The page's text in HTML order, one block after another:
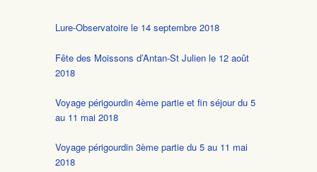
Lure-Observatoire le 14 septembre 2018
Fête des Moissons d’Antan-St Julien le 12 août
2018
Voyage périgourdin 4ème partie et fin séjour du 5
au 11 mai 2018
Voyage périgourdin 3ème partie du 5 au 11 mai
2018